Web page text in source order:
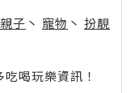
親子 丶 寵物 丶 扮靚
喝玩樂資訊！